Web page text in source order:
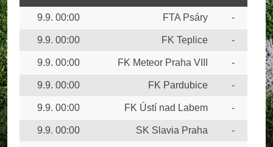
9.9. 00:00 FTA Psáry -
9.9. 00:00 FK Teplice -
9.9. 00:00 FK Meteor Praha VIII -
9.9. 00:00 FK Pardubice -
9.9. 00:00 FK Ústí nad Labem -
9.9. 00:00 SK Slavia Praha -